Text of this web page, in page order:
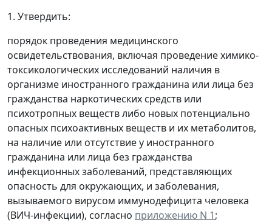
1. Утвердить:
порядок проведения медицинского
освидетельствования, включая проведение химико-
токсикологических исследований наличия в
организме иностранного гражданина или лица без
гражданства наркотических средств или
психотропных веществ либо новых потенциально
опасных психоактивных веществ и их метаболитов,
на наличие или отсутствие у иностранного
гражданина или лица без гражданства
инфекционных заболеваний, представляющих
опасность для окружающих, и заболевания,
вызываемого вирусом иммунодефицита человека
(ВИЧ-инфекции), согласно приложению N 1;